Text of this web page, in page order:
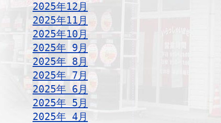
2025年12月
2025年11月
2025年10月
2025年 9月
2025年 8月
2025年 7月
2025年 6月
2025年 5月
2025年 4月